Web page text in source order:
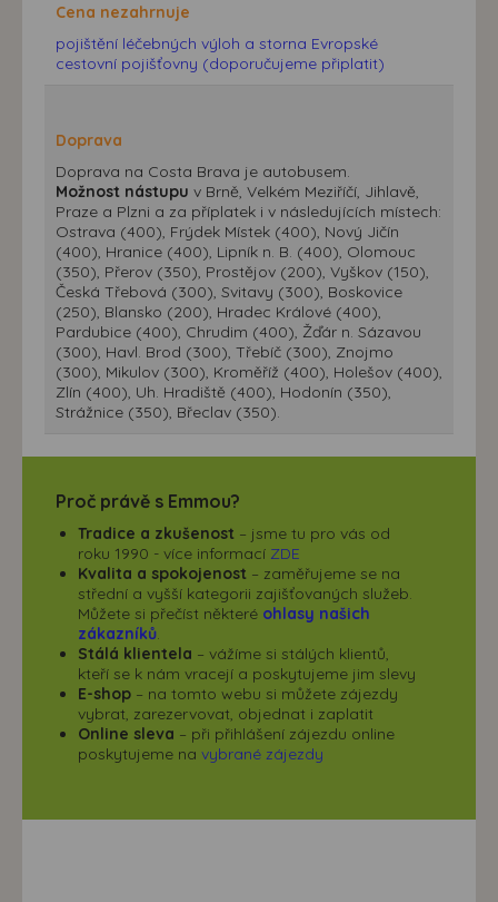
Cena nezahrnuje
pojištění léčebných výloh a storna Evropské
cestovní pojišťovny (doporučujeme připlatit)
Doprava
Doprava na Costa Brava je autobusem.
Možnost nástupu v Brně, Velkém Meziříčí, Jihlavě,
Praze a Plzni a za příplatek i v následujících místech:
Ostrava (400), Frýdek Místek (400), Nový Jičín
(400), Hranice (400), Lipník n. B. (400), Olomouc
(350), Přerov (350), Prostějov (200), Vyškov (150),
Česká Třebová (300), Svitavy (300), Boskovice
(250), Blansko (200), Hradec Králové (400),
Pardubice (400), Chrudim (400), Žďár n. Sázavou
(300), Havl. Brod (300), Třebíč (300), Znojmo
(300), Mikulov (300), Kroměříž (400), Holešov (400),
Zlín (400), Uh. Hradiště (400), Hodonín (350),
Strážnice (350), Břeclav (350).
Proč právě s Emmou?
Tradice a zkušenost – jsme tu pro vás od
roku 1990 - více informací ZDE
Kvalita a spokojenost – zaměřujeme se na
střední a vyšší kategorii zajišťovaných služeb.
Můžete si přečíst některé ohlasy našich
zákazníků.
Stálá klientela – vážíme si stálých klientů,
kteří se k nám vracejí a poskytujeme jim slevy
E-shop – na tomto webu si můžete zájezdy
vybrat, zarezervovat, objednat i zaplatit
Online sleva – při přihlášení zájezdu online
poskytujeme na vybrané zájezdy